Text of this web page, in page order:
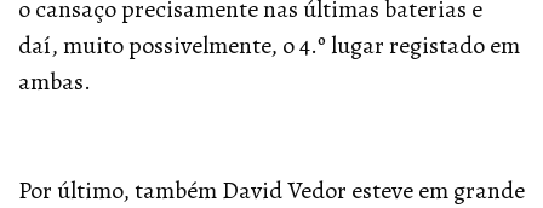
o cansaço precisamente nas últimas baterias e
daí, muito possivelmente, o 4.º lugar registado em
ambas.
Por último, também David Vedor esteve em grande